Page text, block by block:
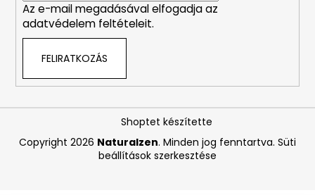
A
á
Az e-mail megadásával elfogadja az
adatvédelem feltételeit.
FELIRATKOZÁS
Shoptet készítette
Copyright 2026 Naturalzen. Minden jog fenntartva. Süti
beállítások szerkesztése